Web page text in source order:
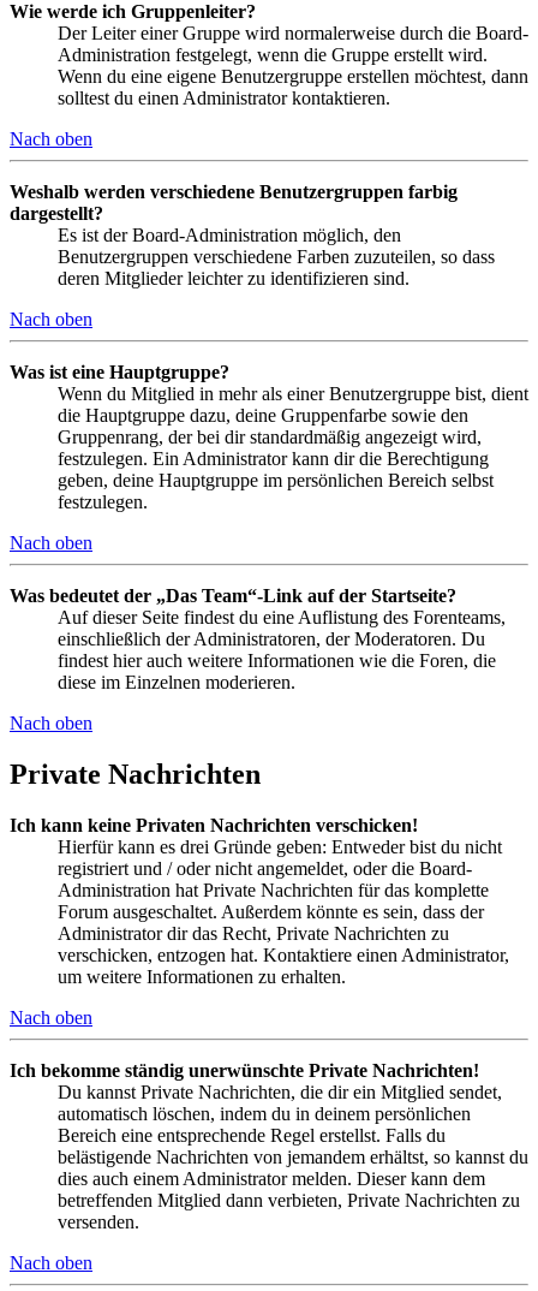
Wie werde ich Gruppenleiter?
Der Leiter einer Gruppe wird normalerweise durch die Board-
Administration festgelegt, wenn die Gruppe erstellt wird.
Wenn du eine eigene Benutzergruppe erstellen möchtest, dann
solltest du einen Administrator kontaktieren.
Nach oben
Weshalb werden verschiedene Benutzergruppen farbig
dargestellt?
Es ist der Board-Administration möglich, den
Benutzergruppen verschiedene Farben zuzuteilen, so dass
deren Mitglieder leichter zu identifizieren sind.
Nach oben
Was ist eine Hauptgruppe?
Wenn du Mitglied in mehr als einer Benutzergruppe bist, dient
die Hauptgruppe dazu, deine Gruppenfarbe sowie den
Gruppenrang, der bei dir standardmäßig angezeigt wird,
festzulegen. Ein Administrator kann dir die Berechtigung
geben, deine Hauptgruppe im persönlichen Bereich selbst
festzulegen.
Nach oben
Was bedeutet der „Das Team“-Link auf der Startseite?
Auf dieser Seite findest du eine Auflistung des Forenteams,
einschließlich der Administratoren, der Moderatoren. Du
findest hier auch weitere Informationen wie die Foren, die
diese im Einzelnen moderieren.
Nach oben
Private Nachrichten
Ich kann keine Privaten Nachrichten verschicken!
Hierfür kann es drei Gründe geben: Entweder bist du nicht
registriert und / oder nicht angemeldet, oder die Board-
Administration hat Private Nachrichten für das komplette
Forum ausgeschaltet. Außerdem könnte es sein, dass der
Administrator dir das Recht, Private Nachrichten zu
verschicken, entzogen hat. Kontaktiere einen Administrator,
um weitere Informationen zu erhalten.
Nach oben
Ich bekomme ständig unerwünschte Private Nachrichten!
Du kannst Private Nachrichten, die dir ein Mitglied sendet,
automatisch löschen, indem du in deinem persönlichen
Bereich eine entsprechende Regel erstellst. Falls du
belästigende Nachrichten von jemandem erhältst, so kannst du
dies auch einem Administrator melden. Dieser kann dem
betreffenden Mitglied dann verbieten, Private Nachrichten zu
versenden.
Nach oben